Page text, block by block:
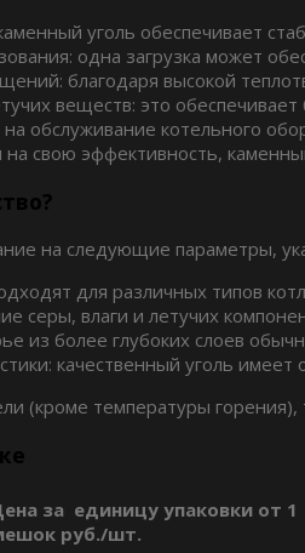
уголь обеспечивает
одна загрузка может
благодаря высокой
веществ: это
обслуживание котельного
на свою эффективность,
на следующие параметры,
для различных типов
серы, влаги и летучих
из более глубоких слоев
качественный уголь
(кроме температуры
за единицу упаковки от 1
руб./шт.